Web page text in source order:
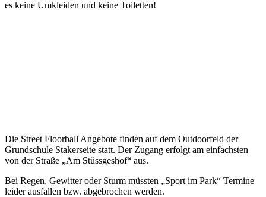
es keine Umkleiden und keine Toiletten!
Die Street Floorball Angebote finden auf dem Outdoorfeld der
Grundschule Stakerseite statt. Der Zugang erfolgt am einfachsten
von der Straße „Am Stüssgeshof“ aus.
Bei Regen, Gewitter oder Sturm müssten „Sport im Park“ Termine
leider ausfallen bzw. abgebrochen werden.